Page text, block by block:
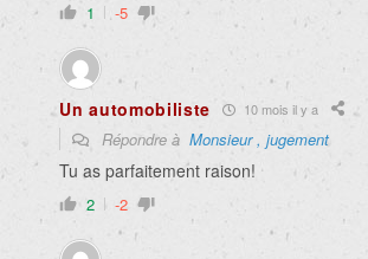
1 -5
Un automobiliste 10 mois il y a
Répondre à Monsieur , jugement
Tu as parfaitement raison!
2 -2